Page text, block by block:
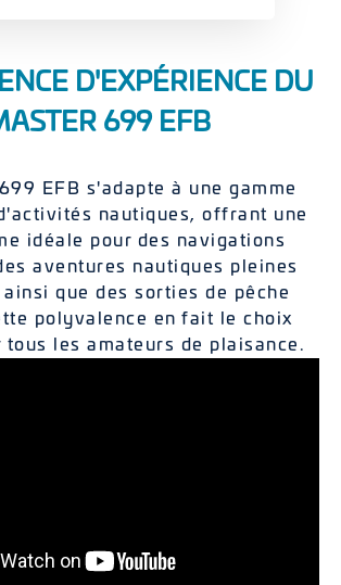
D'EXPÉRIENCE DU
699 EFB
EFB s'adapte à une gamme
nautiques, offrant une
idéale pour des navigations
aventures nautiques pleines
que des sorties de pêche
polyvalence en fait le choix
les amateurs de plaisance.